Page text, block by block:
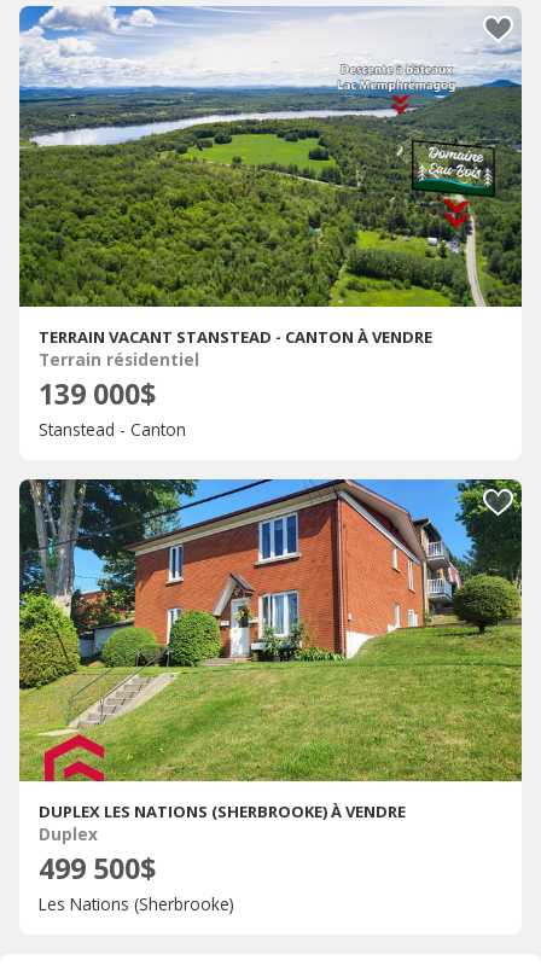
TERRAIN VACANT STANSTEAD - CANTON À VENDRE
Terrain résidentiel
139 000$
Stanstead - Canton
DUPLEX LES NATIONS (SHERBROOKE) À VENDRE
Duplex
499 500$
Les Nations (Sherbrooke)